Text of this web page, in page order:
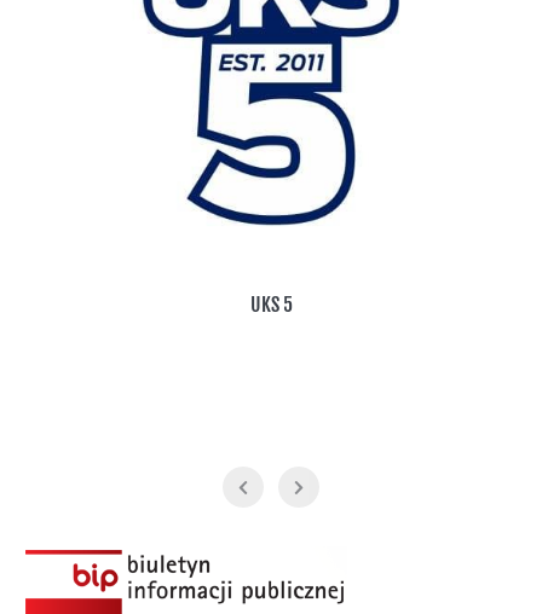
Szermierka Wołomin